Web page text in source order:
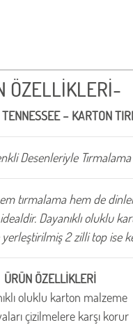
ÖZELLİKLERİ-
– KARTON
Desenleriyle
tırmalama hem de
Dayanıklı oluklu
2 zilli top ise
ÜRÜN ÖZELLİKLERİ
oluklu karton malzeme
çizilmelere karşı korur